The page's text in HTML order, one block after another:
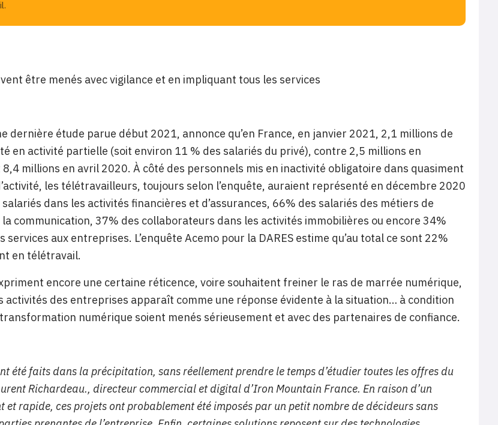
être menés avec vigilance et en impliquant tous les services
dernière étude parue début 2021, annonce qu’en France, en janvier 2021, 2,1 millions de
en activité partielle (soit environ 11 % des salariés du privé), contre 2,5 millions en
millions en avril 2020. À côté des personnels mis en inactivité obligatoire dans quasiment
les télétravailleurs, toujours selon l’enquête, auraient représenté en décembre 2020
dans les activités financières et d’assurances, 66% des salariés des métiers de
communication, 37% des collaborateurs dans les activités immobilières ou encore 34%
services aux entreprises. L’enquête Acemo pour la DARES estime qu’au total ce sont 22%
en télétravail.
encore une certaine réticence, voire souhaitent freiner le ras de marrée numérique,
activités des entreprises apparaît comme une réponse évidente à la situation… à condition
numérique soient menés sérieusement et avec des partenaires de confiance.
été faits dans la précipitation, sans réellement prendre le temps d’étudier toutes les offres du
Richardeau., directeur commercial et digital d’Iron Mountain France. En raison d’un
rapide, ces projets ont probablement été imposés par un petit nombre de décideurs sans